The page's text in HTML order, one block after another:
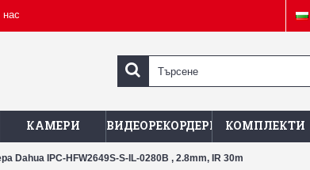
нас
КАМЕРИ ВИДЕОРЕКОРДЕРИ КОМПЛЕКТИ
Dahua IPC-HFW2649S-S-IL-0280B , 2.8mm, IR 30m